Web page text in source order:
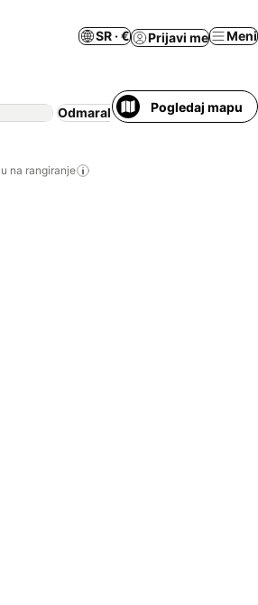
SR · € Prijavi me Meni
Odmaralište Apart hotel Plaža
Pogledaj mapu
na rangiranje